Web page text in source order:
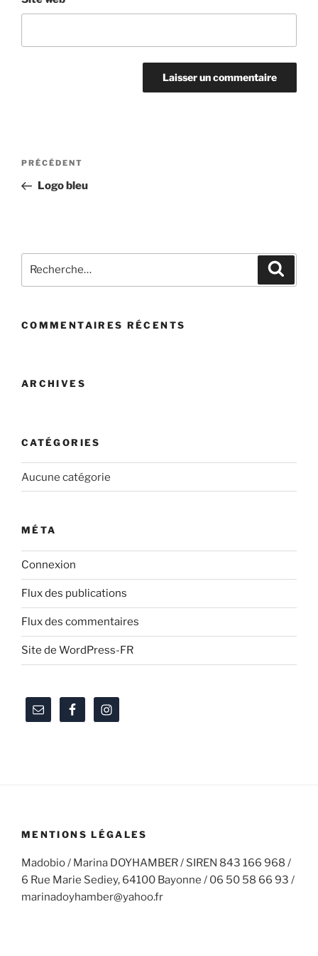
Navigation
l’article
Article
précédent
PRÉCÉDENT
Logo bleu
pour
COMMENTAIRES RÉCENTS
ARCHIVES
CATÉGORIES
Aucune catégorie
MÉTA
Connexion
Flux des publications
Flux des commentaires
Site de WordPress-FR
MENTIONS LÉGALES
Madobio / Marina DOYHAMBER / SIREN 843 166 968 /
6 Rue Marie Sediey, 64100 Bayonne / 06 50 58 66 93 /
marinadoyhamber@yahoo.fr